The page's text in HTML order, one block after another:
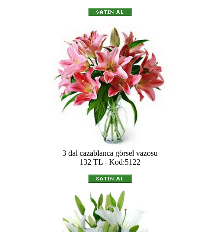
3 dal cazablanca görsel vazosu
132 TL - Kod:5122